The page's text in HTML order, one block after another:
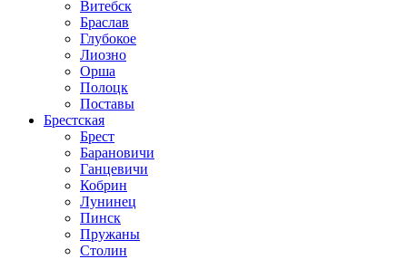
Витебск
Браслав
Глубокое
Лиозно
Орша
Полоцк
Поставы
Брестская
Брест
Барановичи
Ганцевичи
Кобрин
Лунинец
Пинск
Пружаны
Столин